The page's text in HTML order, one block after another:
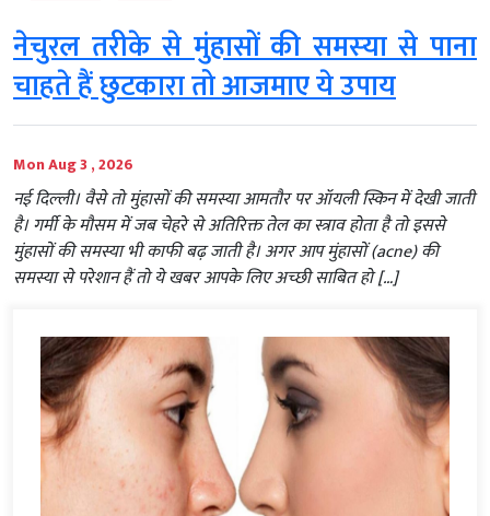
नेचुरल तरीके से मुंहासों की समस्‍या से पाना
चाहते हैं छुटकारा तो आजमाए ये उपाय
Mon Aug 3 , 2026
नई दिल्‍ली। वैसे तो मुंहासों की समस्या आमतौर पर ऑयली स्किन में देखी जाती
है। गर्मी के मौसम में जब चेहरे से अतिरिक्त तेल का स्त्राव होता है तो इससे
मुंहासों की समस्या भी काफी बढ़ जाती है। अगर आप मुंहासों (acne) की
समस्या से परेशान हैं तो ये खबर आपके लिए अच्‍छी साबित हो […]